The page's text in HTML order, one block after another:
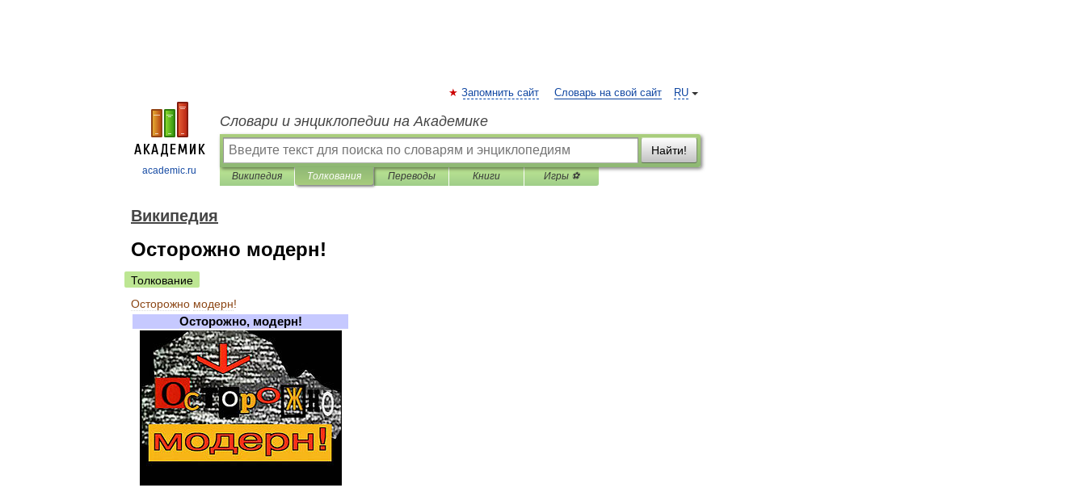
academic.ru
RU
Запомнить сайт Словарь на свой сайт
Словари и энциклопедии на Академике
Найти!
Википедия Толкования Переводы Книги Игры ⚽
Википедия
Осторожно модерн!
Толкование
Осторожно модерн!
Осторожно, модерн!